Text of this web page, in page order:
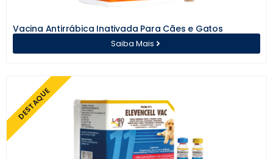
Saiba Mais
Vacina Antirrábica Inativada Para Cães e Gatos
DESTAQUE